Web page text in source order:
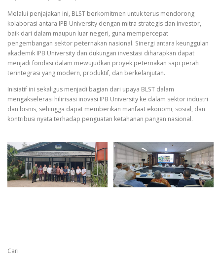
Melalui penjajakan ini, BLST berkomitmen untuk terus mendorong
kolaborasi antara IPB University dengan mitra strategis dan investor,
baik dari dalam maupun luar negeri, guna mempercepat
pengembangan sektor peternakan nasional. Sinergi antara keunggulan
akademik IPB University dan dukungan investasi diharapkan dapat
menjadi fondasi dalam mewujudkan proyek peternakan sapi perah
terintegrasi yang modern, produktif, dan berkelanjutan.
Inisiatif ini sekaligus menjadi bagian dari upaya BLST dalam
mengakselerasi hilirisasi inovasi IPB University ke dalam sektor industri
dan bisnis, sehingga dapat memberikan manfaat ekonomi, sosial, dan
kontribusi nyata terhadap penguatan ketahanan pangan nasional.
Cari